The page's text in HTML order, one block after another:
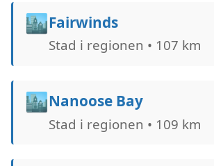
🏙️Fairwinds
Stad i regionen • 107 km
🏙️Nanoose Bay
Stad i regionen • 109 km